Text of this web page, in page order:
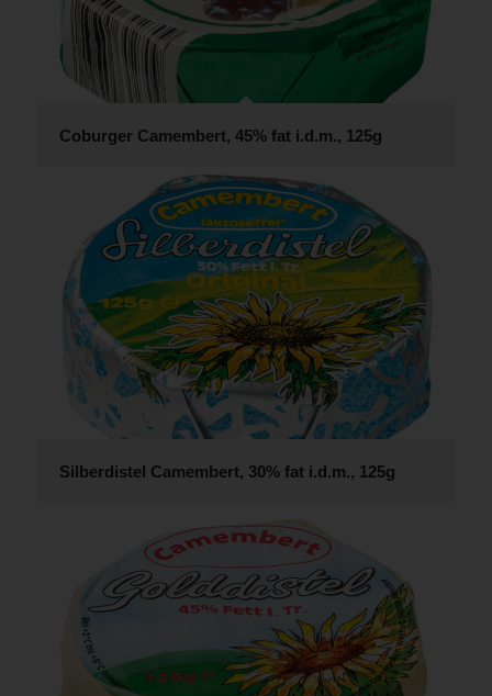
Coburger Camembert, 45% fat i.d.m., 125g
Silberdistel Camembert, 30% fat i.d.m., 125g